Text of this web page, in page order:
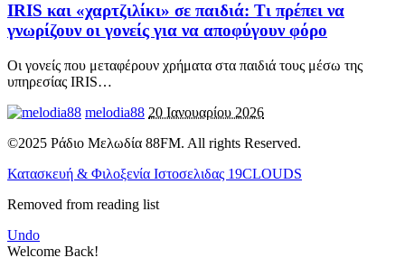
IRIS και «χαρτζιλίκι» σε παιδιά: Τι πρέπει να
γνωρίζουν οι γονείς για να αποφύγουν φόρο
Οι γονείς που μεταφέρουν χρήματα στα παιδιά τους μέσω της
υπηρεσίας IRIS…
melodia88 20 Ιανουαρίου 2026
©2025 Ράδιο Μελωδία 88FM. All rights Reserved.
Κατασκευή & Φιλοξενία Ιστοσελιδας 19CLOUDS
Removed from reading list
Undo
Welcome Back!